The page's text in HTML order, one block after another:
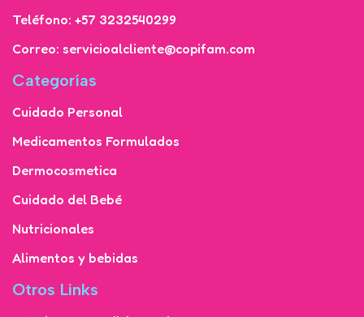
Teléfono: +57 3232540299
Correo: servicioalcliente@copifam.com
Categorías
Cuidado Personal
Medicamentos Formulados
Dermocosmetica
Cuidado del Bebé
Nutricionales
Alimentos y bebidas
Otros Links